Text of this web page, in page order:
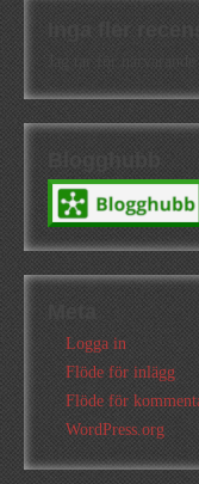
Inga fler
Jag tar för
Blogghubb
Meta
Logga in
Flöde för inlägg
Flöde för
WordPress.org